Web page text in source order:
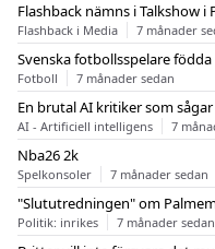
Flashback nämns i Talkshow
Flashback i Media 7 månader
Svenska fotbollsspelare födda
Fotboll 7 månader sedan
En brutal AI kritiker som
AI - Artificiell intelligens 7
Nba26 2k
Spelkonsoler 7 månader sedan
"Slututredningen" om
Politik: inrikes 7 månader sedan